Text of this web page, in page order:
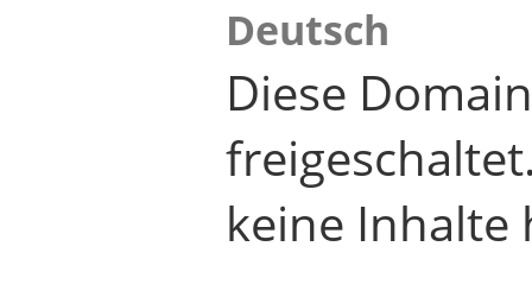
Deutsch
Diese
keine Inhalte